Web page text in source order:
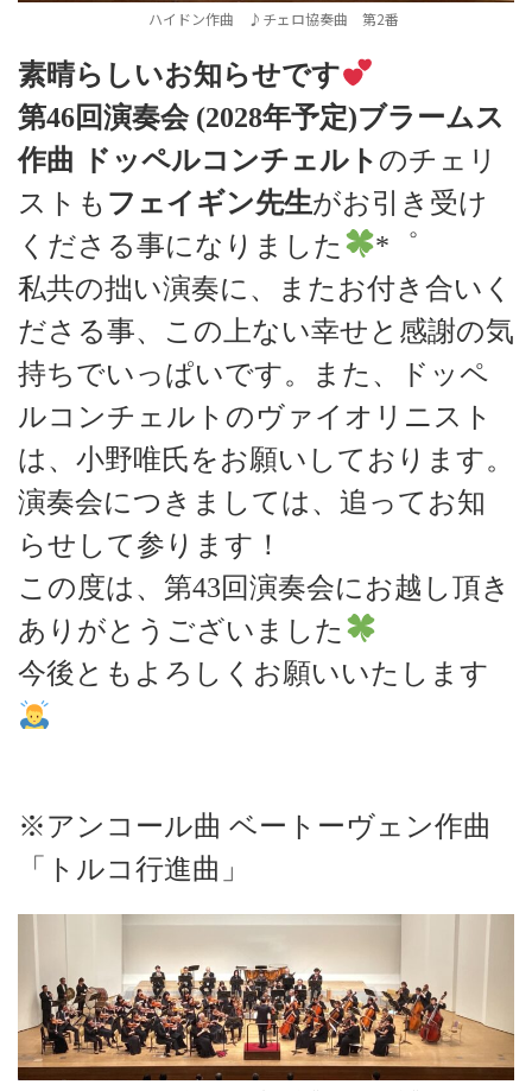
ハイドン作曲 ♪チェロ協奏曲 第2番
素晴らしいお知らせです
第46回演奏会 (2028年予定)ブラームス
作曲 ドッペルコンチェルト のチェリ
ストも フェイギン先生がお引き受け
くださる事になりました
*゜
私共の拙い演奏に、またお付き合いく
ださる事、この上ない幸せと感謝の気
持ちでいっぱいです。また、ドッペ
ルコンチェルトのヴァイオリニスト
は、小野唯氏をお願いしております。
演奏会につきましては、追ってお知
らせして参ります！
この度は、第43回演奏会にお越し頂き
ありがとうございました
今後ともよろしくお願いいたします
※アンコール曲 ベートーヴェン作曲
「トルコ行進曲」